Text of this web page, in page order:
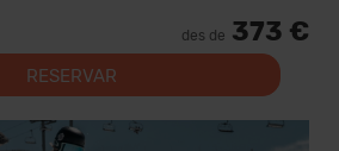
des de 373 €
RESERVAR